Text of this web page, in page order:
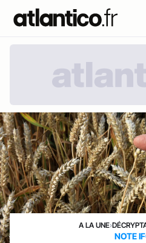
A LA UNE›
NOTE